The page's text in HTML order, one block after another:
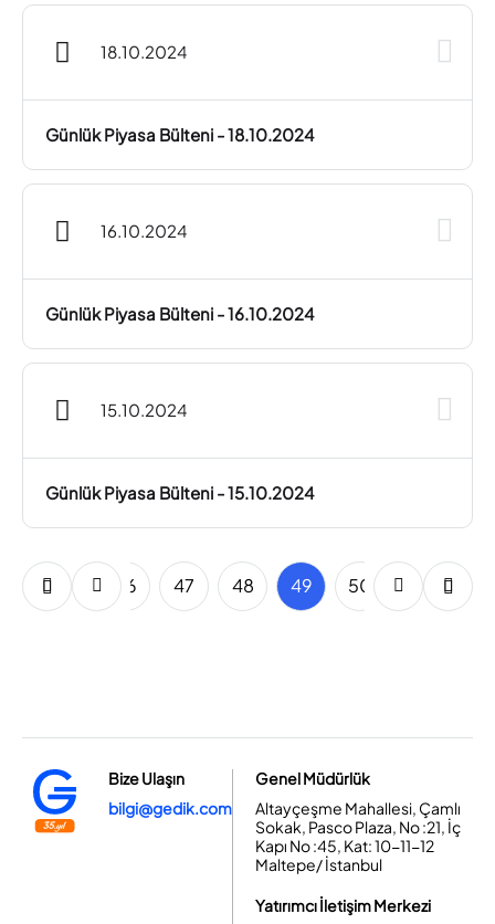
18.10.2024
Günlük Piyasa Bülteni - 18.10.2024
16.10.2024
Günlük Piyasa Bülteni - 16.10.2024
15.10.2024
Günlük Piyasa Bülteni - 15.10.2024
45 46 47 48 49 50 51 52
Bize Ulaşın
bilgi@gedik.com
Genel Müdürlük
Altayçeşme Mahallesi, Çamlı
Sokak, Pasco Plaza, No :21, İç
Kapı No :45, Kat: 10-11-12
Maltepe/ İstanbul
Yatırımcı İletişim Merkezi